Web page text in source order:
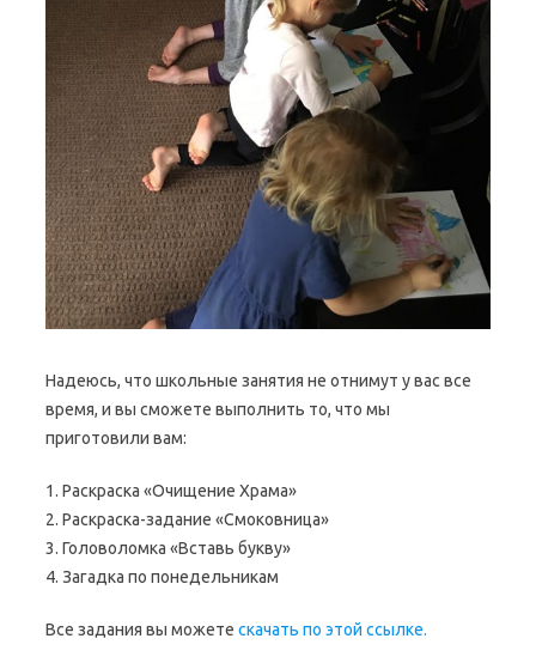
Надеюсь, что школьные занятия не отнимут у вас все
время, и вы сможете выполнить то, что мы
приготовили вам:
1. Раскраска «Очищение Храма»
2. Раскраска-задание «Смоковница»
3. Головоломка «Вставь букву»
4. Загадка по понедельникам
Все задания вы можете скачать по этой ссылке.